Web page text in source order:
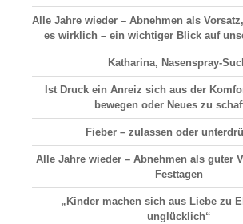
Alle Jahre wieder – Abnehmen als
es wirklich – ein wichtiger Blick auf
Katharina, Nasenspray-
Ist Druck ein Anreiz sich aus der
bewegen oder Neues zu
Fieber – zulassen oder
Alle Jahre wieder – Abnehmen als guter
Festtagen
„Kinder machen sich aus Liebe zu
unglücklich“